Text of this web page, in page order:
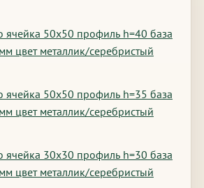
ячейка 50х50 профиль h=40 база
цвет металлик/серебристый
ячейка 50х50 профиль h=35 база
цвет металлик/серебристый
ячейка 30х30 профиль h=30 база
цвет металлик/серебристый